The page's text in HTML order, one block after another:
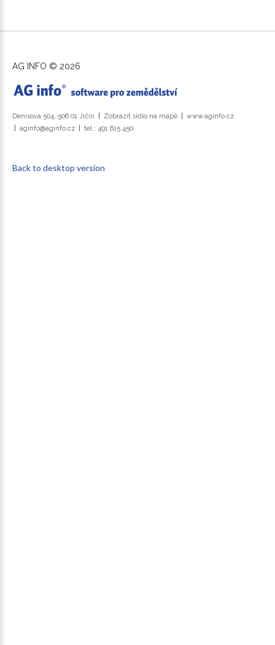
AG INFO © 2026
Denisova 504, 506 01 Jičín Zobrazit sídlo na mapě
www.aginfo.cz
aginfo@aginfo.cz
tel.: 491 615 450
Back to desktop version